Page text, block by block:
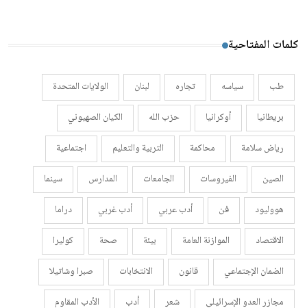
كلمات المفتاحية
طب سياسه تجاره لبنان
الولايات المتحدة
بريطانيا
أوكرانيا حزب الله
الكيان الصهيوني
رياض سلامة
محاكمة التربية والتعليم
اجتماعية
الصين
الفيروسات الجامعات المدارس
سينما
هووليود
فن أدب عربي أدب غربي
دراما
الاقتصاد
الموازنة العامة بيئة صحة
كوليرا
الضمان الإجتماعي
قانون الانتخابات
صبرا وشاتيلا
مجازر العدو الإسرائيلي
شعر أدب
الأدب المقاوم